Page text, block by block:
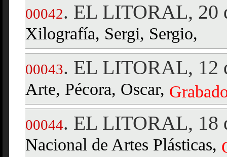
00042. EL LITORAL, 20
Xilografía, Sergi, Sergio,
00043. EL LITORAL, 12
Arte, Pécora, Oscar,
00044. EL LITORAL, 18
Nacional de Artes Plásticas,